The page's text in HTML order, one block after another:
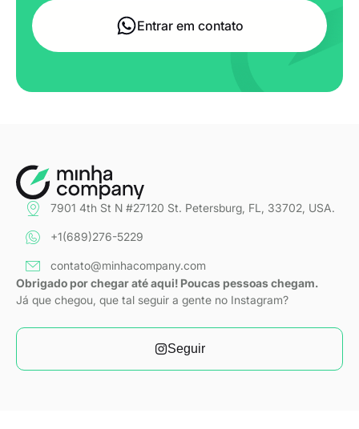
Entrar em contato
7901 4th St N #27120 St. Petersburg, FL, 33702, USA.
+1(689)276-5229
contato@minhacompany.com
Obrigado por chegar até aqui! Poucas pessoas chegam.
Já que chegou, que tal seguir a gente no Instagram?
Seguir